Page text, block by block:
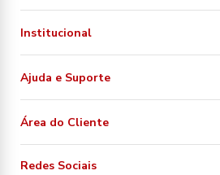
Institucional
Ajuda e Suporte
Área do Cliente
Redes Sociais